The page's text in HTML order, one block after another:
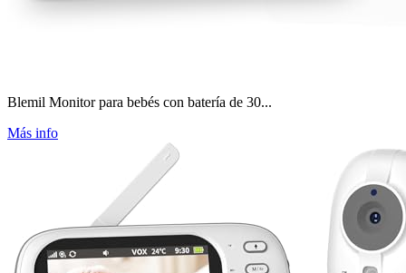
Blemil Monitor para bebés con batería de 30...
Más info